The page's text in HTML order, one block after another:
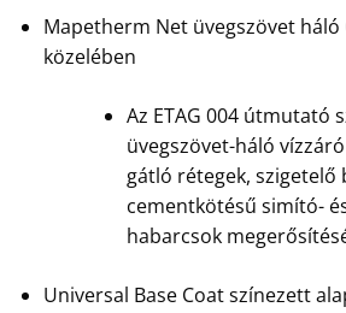
Mapetherm Net üvegszövet háló
közelében
Az ETAG 004 útmutató
üvegszövet-háló
gátló rétegek, szigetelő
cementkötésű simító-
habarcsok
Universal Base Coat színezett